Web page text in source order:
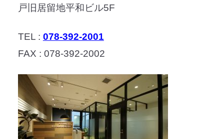
戸旧居留地平和ビル5F
TEL : 078-392-2001
FAX : 078-392-2002